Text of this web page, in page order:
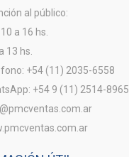
al público:
10 a 16 hs.
13 hs.
+54 (11) 2035-6558
+54 9 (11) 2514-8965